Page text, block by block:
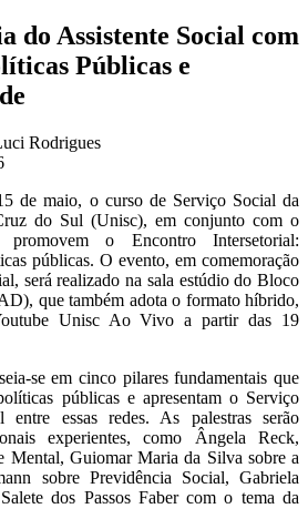
do Assistente Social com
Públicas e
Rodrigues
de maio, o curso de Serviço Social da
do Sul (Unisc), em conjunto com o
o Encontro Intersetorial:
públicas. O evento, em comemoração
será realizado na sala estúdio do Bloco
que também adota o formato híbrido,
Unisc Ao Vivo a partir das 19
se em cinco pilares fundamentais que
públicas e apresentam o Serviço
essas redes. As palestras serão
experientes, como Ângela Reck,
Mental, Guiomar Maria da Silva sobre a
sobre Previdência Social, Gabriela
dos Passos Faber com o tema da